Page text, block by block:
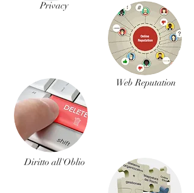
Privacy
Diritto all'Oblio
Web Reputation